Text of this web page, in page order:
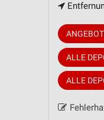
ALLE
ALLE